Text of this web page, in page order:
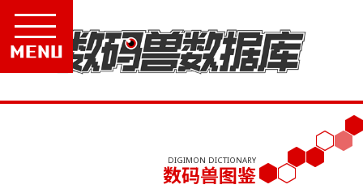
DIGIMON DICTIONARY
数码兽图鉴